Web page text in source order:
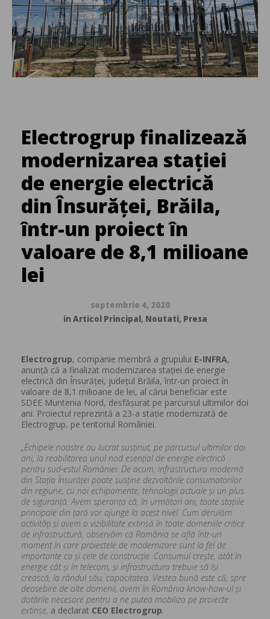
Electrogrup finalizează
modernizarea stației
de energie electrică
din Însurăței, Brăila,
într-un proiect în
valoare de 8,1 milioane
lei
septembrie 4, 2020
inArticol Principal, Noutati, Presa
Electrogrup, companie membră a grupului E-INFRA,
anunță că a finalizat modernizarea stației de energie
electrică din Însurăței, județul Brăila, într-un proiect în
valoare de 8,1 milioane de lei, al cărui beneficiar este
SDEE Muntenia Nord, desfășurat pe parcursul ultimilor doi
ani. Proiectul reprezintă a 23-a stație modernizată de
Electrogrup, pe teritoriul României.
„Echipele noastre au lucrat susținut, pe parcursul ultimilor doi
ani, la reabilitarea unul nod esențial de energie electrică
pentru sud-estul României. De acum, infrastructura modernă
din Stația Însurăței poate susține dezvoltările consumatorilor
din regiune, cu noi echipamente, tehnologii actuale și un plus
de siguranță. Avem speranța că, în următori ani, toate stațiile
principale din țară vor ajunge la acest nivel. Cum derulăm
activități și avem o vizibilitate extinsă în toate domeniile critice
de infrastructură, observăm că România se află într-un
moment în care proiectele de modernizare sunt la fel de
importante ca și cele de construcție. Consumul crește, atât în
energie cât și în telecom, și infrastructura trebuie să își
crească, la rândul său, capacitatea. Vestea bună este că, spre
deosebire de alte domenii, avem în România know-how-ul și
dotările necesare pentru a ne putea mobiliza pe proiecte
extinse, a declarat CEO Electrogrup.